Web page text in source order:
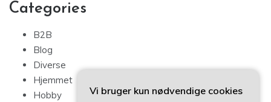
Categories
B2B
Blog
Diverse
Hjemmet
Hobby
Vi bruger kun nødvendige cookies